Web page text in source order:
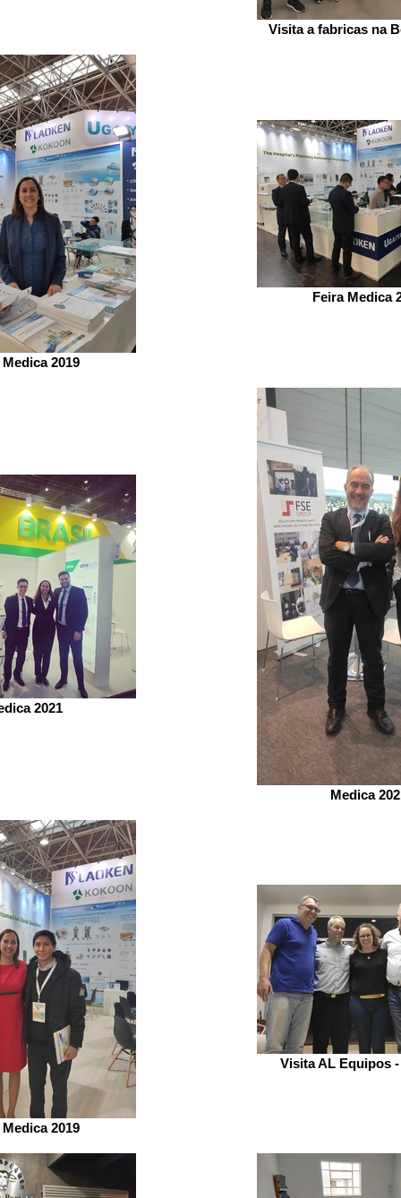
Visita a fabricas na
2019
Feira Medica
2021
Medica
2019
Visita AL Equipos